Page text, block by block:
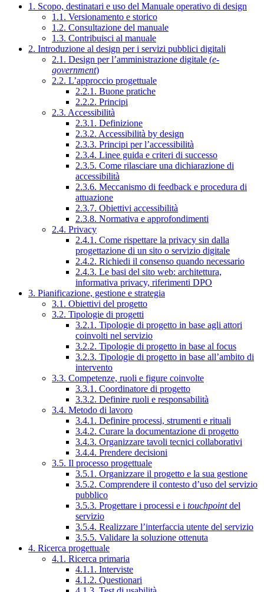
1. Scopo, destinatari e uso del Manuale operativo di design
1.1. Versionamento e storico
1.2. Consultazione del manuale
1.3. Contribuisci al manuale
2. Introduzione al design per i servizi pubblici digitali
2.1. Design per l’amministrazione digitale (e-
government)
2.2. L’approccio progettuale
2.2.1. Buone pratiche
2.2.2. Principi
2.3. Accessibilità
2.3.1. Definizione
2.3.2. Accessibilità by design
2.3.3. Principi per l’accessibilità
2.3.4. Linee guida e criteri di successo
2.3.5. Come rilasciare una dichiarazione di
accessibilità
2.3.6. Meccanismo di feedback e procedura di
attuazione
2.3.7. Obiettivi accessibilità
2.3.8. Normativa e approfondimenti
2.4. Privacy
2.4.1. Come rispettare la privacy sin dalla
progettazione di un sito o servizio digitale
2.4.2. Richiedi il consenso quando necessario
2.4.3. Le basi del sito web: architettura,
informativa privacy, riferimenti DPO
3. Pianificazione, gestione e strategia
3.1. Obiettivi del progetto
3.2. Tipologie di progetti
3.2.1. Tipologie di progetto in base agli attori
coinvolti nel servizio
3.2.2. Tipologie di progetto in base al focus
3.2.3. Tipologie di progetto in base all’ambito di
intervento
3.3. Competenze, ruoli e figure coinvolte
3.3.1. Coordinatore di progetto
3.3.2. Definire ruoli e responsabilità
3.4. Metodo di lavoro
3.4.1. Definire processi, strumenti e rituali
3.4.2. Curare la documentazione di progetto
3.4.3. Organizzare tavoli tecnici collaborativi
3.4.4. Prendere decisioni
3.5. Il processo progettuale
3.5.1. Organizzare il progetto e la sua gestione
3.5.2. Comprendere il contesto d’uso del servizio
pubblico
3.5.3. Progettare i processi e i touchpointdel
servizio
3.5.4. Realizzare l’interfaccia utente del servizio
3.5.5. Validare la soluzione ottenuta
4. Ricerca progettuale
4.1. Ricerca primaria
4.1.1. Interviste
4.1.2. Questionari